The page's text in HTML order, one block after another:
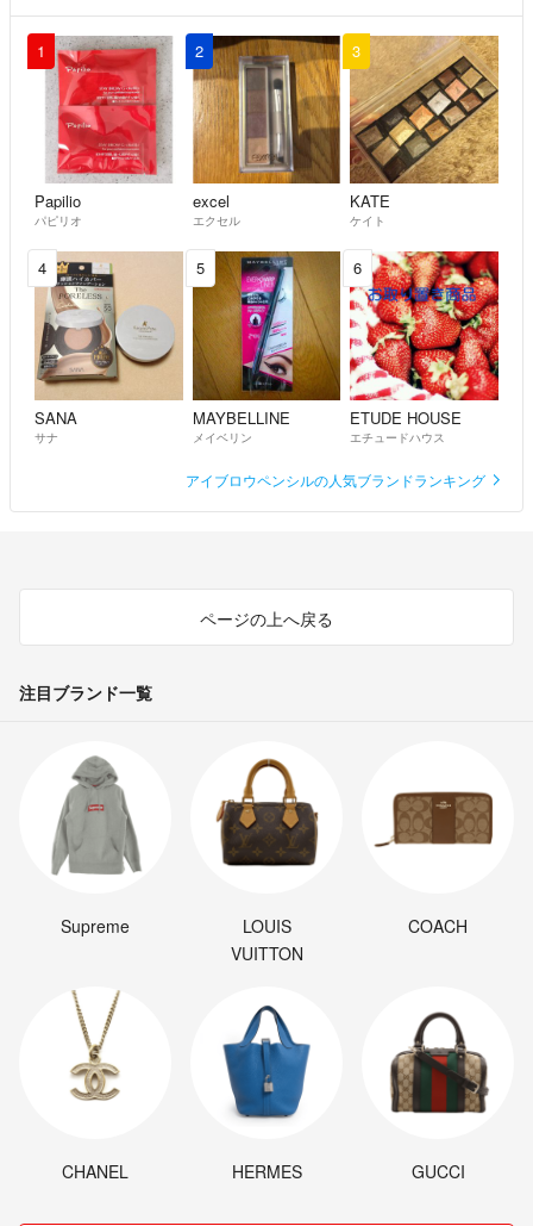
1
Papilio
パピリオ
2
excel
エクセル
3
KATE
ケイト
4
SANA
サナ
5
MAYBELLINE
メイベリン
6
ETUDE HOUSE
エチュードハウス
アイブロウペンシルの人気ブランドランキング
ページの上へ戻る
注目ブランド一覧
Supreme
LOUIS
VUITTON
COACH
CHANEL HERMES GUCCI